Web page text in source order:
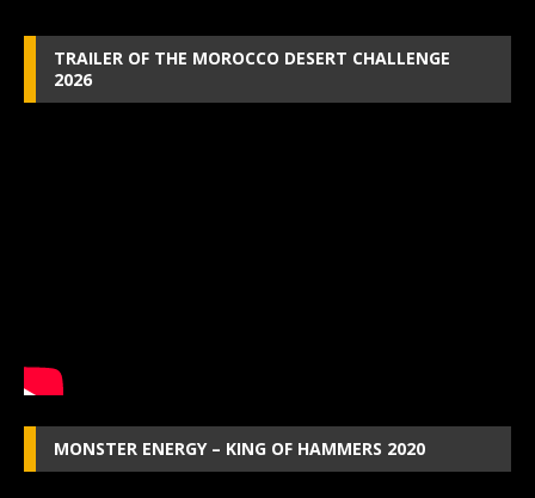
TRAILER OF THE MOROCCO DESERT CHALLENGE
2026
MONSTER ENERGY – KING OF HAMMERS 2020